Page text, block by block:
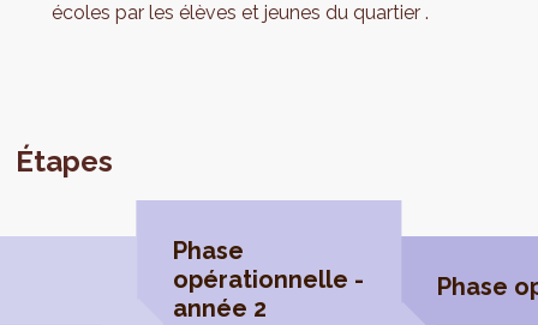
écoles par les élèves et jeunes du quartier .
Étapes
Phase
opérationnelle -
année 2
Phase